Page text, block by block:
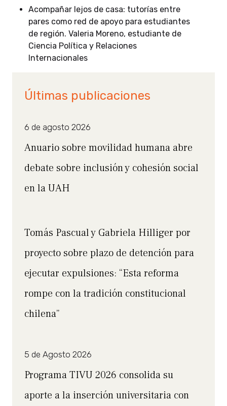
Acompañar lejos de casa: tutorías entre
pares como red de apoyo para estudiantes
de región. Valeria Moreno, estudiante de
Ciencia Política y Relaciones
Internacionales
Últimas publicaciones
6 de agosto 2026
Anuario sobre movilidad humana abre
debate sobre inclusión y cohesión social
en la UAH
Tomás Pascual y Gabriela Hilliger por
proyecto sobre plazo de detención para
ejecutar expulsiones: “Esta reforma
rompe con la tradición constitucional
chilena”
5 de Agosto 2026
Programa TIVU 2026 consolida su
aporte a la inserción universitaria con